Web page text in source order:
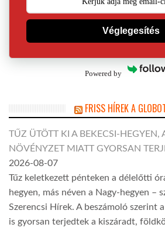
Véglegesítés
Powered by
FRISS HÍREK A
TŰZ ÜTÖTT KI A BEKECSI-HEGYEN,
NÖVÉNYZET MIATT GYORSAN
2026-08-07
Tűz keletkezett pénteken a délelőtti
hegyen, más néven a Nagy-hegyen –
Szerencsi Hírek. A beszámoló szerint
is gyorsan terjedtek a kiszáradt,